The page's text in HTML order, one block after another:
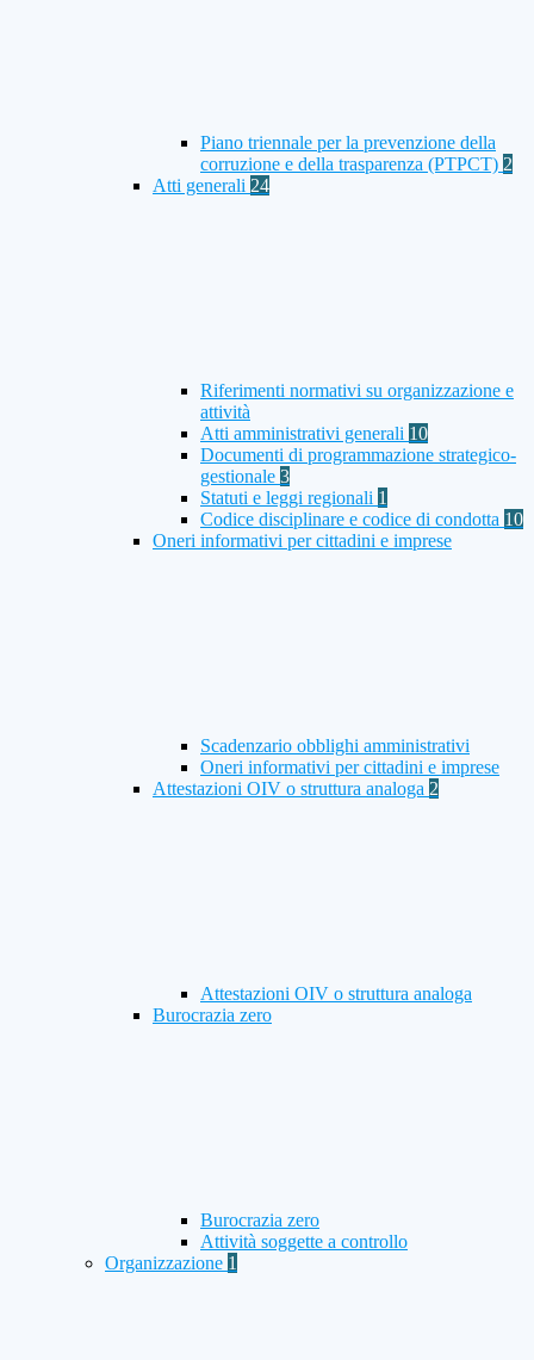
Piano triennale per la prevenzione della
corruzione e della trasparenza (PTPCT) 2
Atti generali 24
Riferimenti normativi su organizzazione e
attività
Atti amministrativi generali 10
Documenti di programmazione strategico-
gestionale 3
Statuti e leggi regionali 1
Codice disciplinare e codice di condotta 10
Oneri informativi per cittadini e imprese
Scadenzario obblighi amministrativi
Oneri informativi per cittadini e imprese
Attestazioni OIV o struttura analoga 2
Attestazioni OIV o struttura analoga
Burocrazia zero
Burocrazia zero
Attività soggette a controllo
Organizzazione 1